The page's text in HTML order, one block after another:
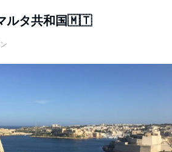
ルタ共和国🇲🇹